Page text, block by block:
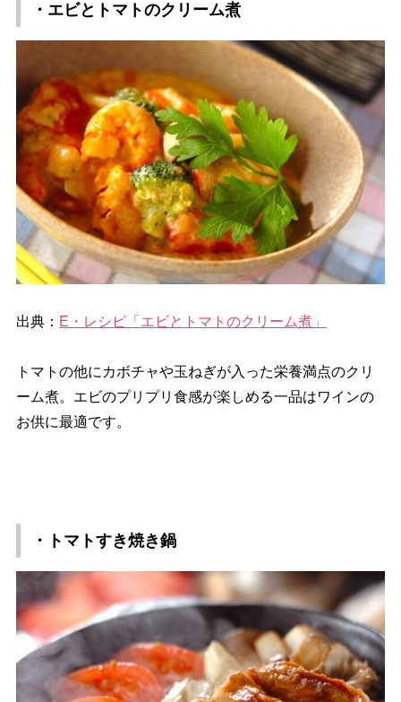
・エビとトマトのクリーム煮
出典： E・レシピ「エビとトマトのクリーム煮」
トマトの他にカボチャや玉ねぎが入った栄養満点のクリ
ーム煮。エビのプリプリ食感が楽しめる一品はワインの
お供に最適です。
・トマトすき焼き鍋